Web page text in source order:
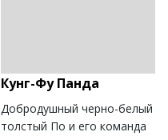
Кунг-Фу Панда
Добродушный черно-белый
толстый По и его команда